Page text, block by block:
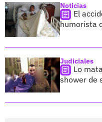
Noticias
El
humorista
Judiciales
Lo
shower de